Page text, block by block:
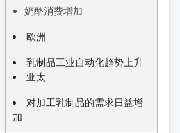
奶酪消费增加
欧洲
乳制品工业自动化趋势上升
亚太
对加工乳制品的需求日益增
加